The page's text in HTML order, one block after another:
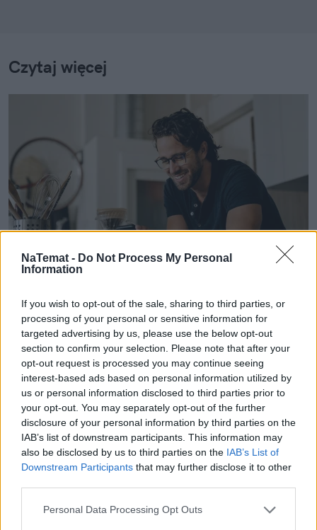
NaTemat - Do Not Process My Personal
Information
If you wish to opt-out of the sale, sharing to third parties, or
processing of your personal or sensitive information for
targeted advertising by us, please use the below opt-out
section to confirm your selection. Please note that after your
opt-out request is processed you may continue seeing
interest-based ads based on personal information utilized by
us or personal information disclosed to third parties prior to
your opt-out. You may separately opt-out of the further
disclosure of your personal information by third parties on the
IAB’s list of downstream participants. This information may
also be disclosed by us to third parties on the IAB’s List of
Downstream Participants that may further disclose it to other
Personal Data Processing Opt Outs
Czytaj więcej
Orange znów na czele. Powody, dla
numery
Ponad 360 000 numerów przeniesiono w II kwartale
2026 roku w sieciach mobilnych. Jak podaje UKE,
najwięcej użytkowników w ramach tej operacji
zyskał Orange. Pomarańczowy operator po raz
kolejny znalazł się na pierwszym miejscu
zestawienia. Co sprawia, że staje się on pierwszym
wyborem?
Czytaj całość